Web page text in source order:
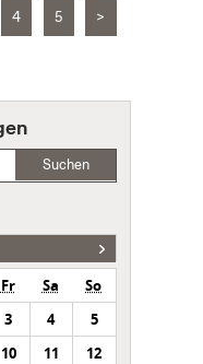
4 5 >
Suchen
Fr Sa
So
3 4
5
10 11
12